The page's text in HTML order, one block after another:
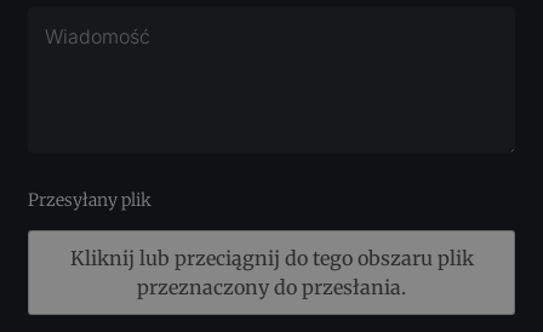
Przesyłany plik
Kliknij lub przeciągnij do tego obszaru plik
przeznaczony do przesłania.